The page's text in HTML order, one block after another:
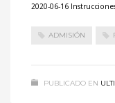
2020-06-16
ADMISIÓN
PUBLICADO EN